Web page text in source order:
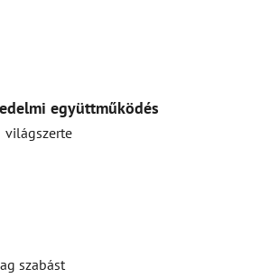
együttműködés
világszerte
szabást